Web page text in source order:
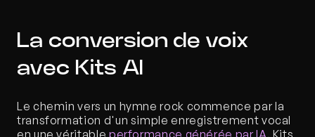
La conversion de voix
avec Kits AI
Le chemin vers un hymne rock commence par la
transformation d'un simple enregistrement vocal
en une véritable performance générée par IA. Kits